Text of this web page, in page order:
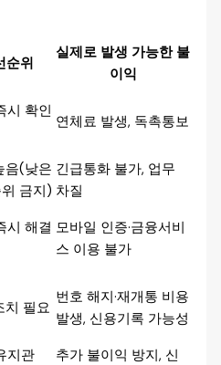
순위
실제로 발생 가능한 불
이익
시 확인
연체료 발생, 독촉통보
음(낮은
금지)
긴급통화 불가, 업무
차질
시 해결 모바일 인증·금융서비
스 이용 불가
치 필요
번호 해지·재개통 비용
발생, 신용기록 가능성
지관
추가 불이익 방지, 신